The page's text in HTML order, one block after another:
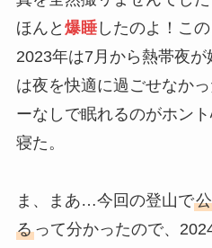
ほんと 爆睡したのよ！この
2023年は7月から熱帯夜
は夜を快適に過ごせなか
ーなしで眠れるのがホン
寝た。
ま、まあ…今回の登山で
るって分かったので、